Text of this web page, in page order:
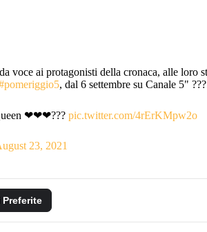
voce ai protagonisti della cronaca, alle loro
, dal 6 settembre su Canale 5" ???
❤❤❤??? pic.twitter.com/4rErKMpw2o
23, 2021
Preferite